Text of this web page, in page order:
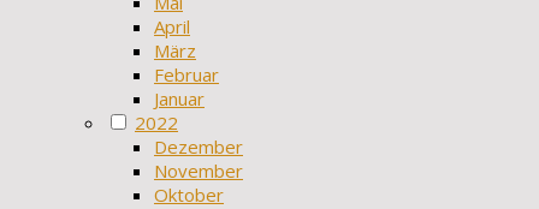
April
März
Februar
Januar
2022
Dezember
November
Oktober